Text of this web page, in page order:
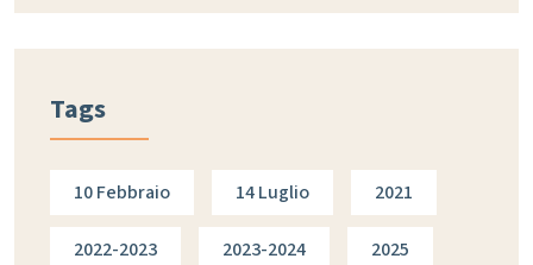
Tags
10 Febbraio 14 Luglio 2021
2022-2023 2023-2024 2025